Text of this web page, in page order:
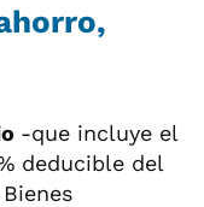
-que incluye el
deducible del